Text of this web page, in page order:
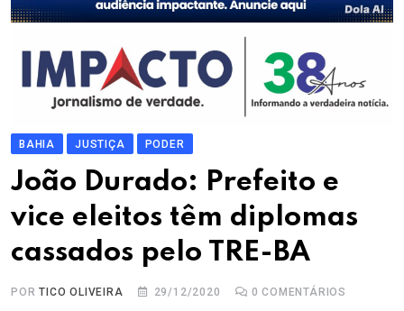
BAHIA JUSTIÇA PODER
João Durado: Prefeito e
vice eleitos têm diplomas
cassados pelo TRE-BA
PORTICO OLIVEIRA 29/12/2020 0 COMENTÁRIOS